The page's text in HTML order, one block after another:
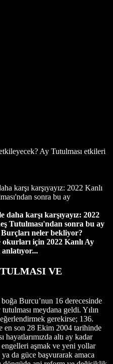
Ay Tutulması etkileri
karşı karşıyayız: 2022 Kanlı
sonra bu ay
karşı karşıyayız: 2022
Tutulması'ndan sonra bu ay
neler bekliyor?
için 2022 Kanlı Ay
VE
boğa Burcu’nun 16 derecesinde
meydana geldi. Yılın
gerekirse; 136.
en son 28 Ekim 2004 tarihinde
hayatlarımızda altı ay kadar
aşmak ve yeni yollar
da güce başvurarak amaca